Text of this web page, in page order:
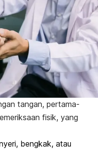
tangan, pertama-
fisik, yang
bengkak, atau